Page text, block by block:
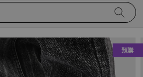
預購